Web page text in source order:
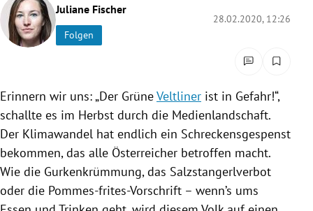
Untermenü
Untermenü
Untermenü
Untermenü
Untermenü
Juliane Fischer
Folgen
28.02.2020, 12:26
Erinnern wir uns: „Der GrüneVeltliner ist in Gefahr!“,
schallte es im Herbst durch die Medienlandschaft.
Der Klimawandel hat endlich ein Schreckensgespenst
bekommen, das alle Österreicher betroffen macht.
Wie die Gurkenkrümmung, das Salzstangerlverbot
oder die Pommes-frites-Vorschrift – wenn’s ums